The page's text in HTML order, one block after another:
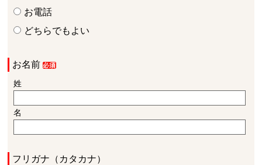
お電話
どちらでもよい
お名前
姓
名
フリガナ（カタカナ）